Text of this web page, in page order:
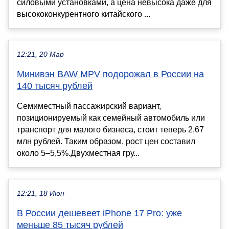
силовыми установками, а цена невысока даже для
высококонкурентного китайского ...
12:21, 20 Мар
Минивэн BAW MPV подорожал в России на
140 тысяч рублей
Семиместный пассажирский вариант,
позиционируемый как семейный автомобиль или
транспорт для малого бизнеса, стоит теперь 2,67
млн рублей. Таким образом, рост цен составил
около 5–5,5%.Двухместная гру...
12:21, 18 Июн
В России дешевеет iPhone 17 Pro: уже
меньше 85 тысяч рублей